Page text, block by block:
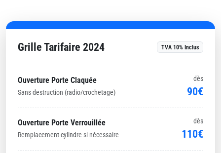
Grille Tarifaire 2024 TVA 10% Inclus
Ouverture Porte Claquée
Sans destruction (radio/crochetage)
dès
90€
Ouverture Porte Verrouillée
Remplacement cylindre si nécessaire
dès
110€